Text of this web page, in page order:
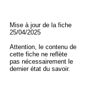
Mise à jour de la fiche
25/04/2025
Attention, le contenu de
cette fiche ne reflète
pas nécessairement le
dernier état du savoir.